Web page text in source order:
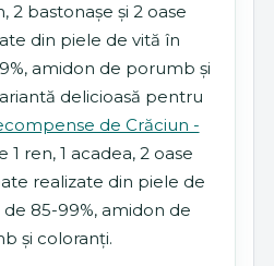
2 bastonașe și 2 oase
din piele de vită în
amidon de porumb și
delicioasă pentru
de Crăciun -
1 ren, 1 acadea, 2 oase
realizate din piele de
85-99%, amidon de
și coloranți.